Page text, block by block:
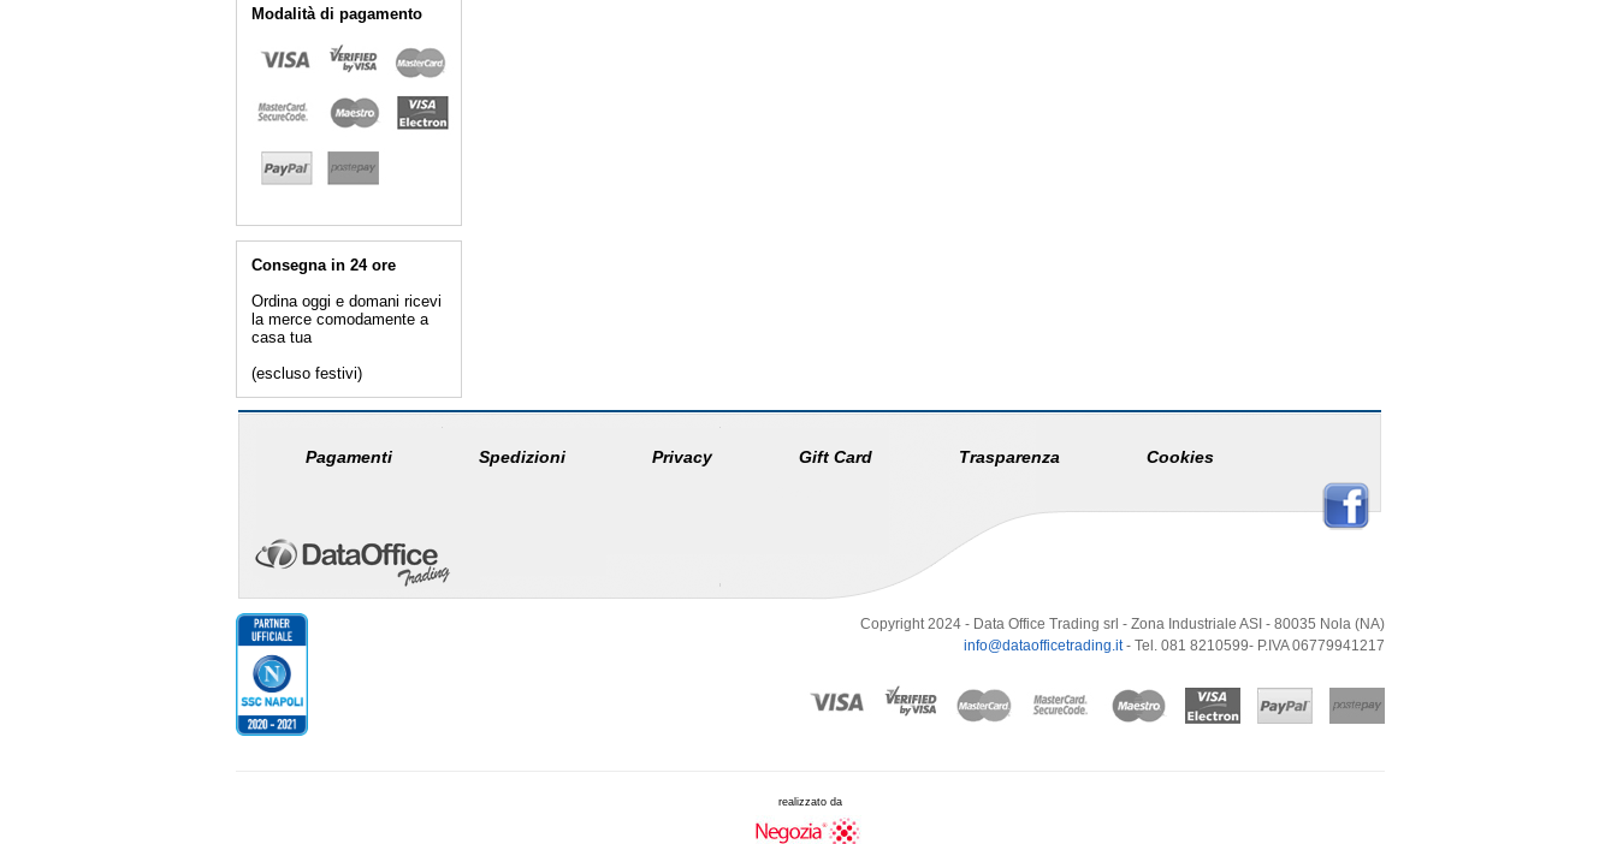
Modalità di pagamento
Consegna in 24 ore
Ordina oggi e domani ricevi
la merce comodamente a
casa tua
(escluso festivi)
Pagamenti Spedizioni Privacy Gift Card Trasparenza Cookies
Copyright 2024 - Data Office Trading srl - Zona Industriale ASI - 80035 Nola (NA)
info@dataofficetrading.it- Tel. 081 8210599- P.IVA 06779941217
realizzato da